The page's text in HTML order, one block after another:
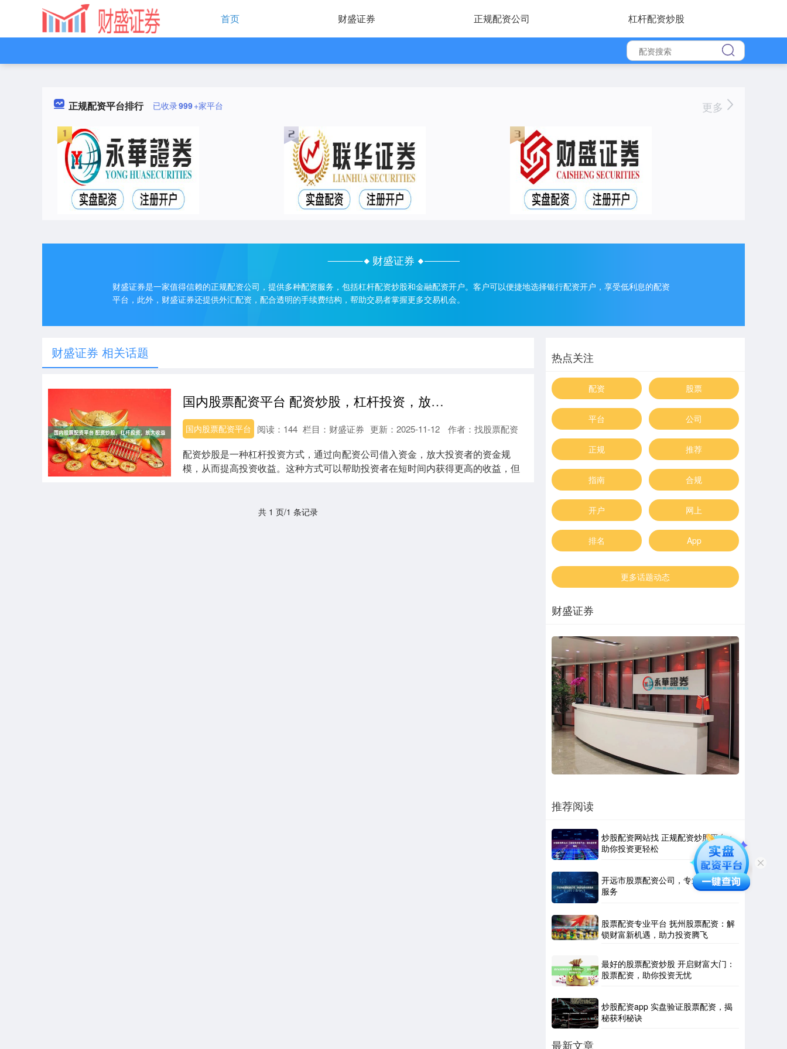
首页 财盛证券 正规配资公司 杠杆配资炒股
正规配资平台排行 已收录999+家平台 更多
财盛证券
财盛证券是一家值得信赖的正规配资公司，提供多种配资服务，包括杠杆配资炒股和金融配资开户。客户可以便捷地选择银行配资开户，享受低利息的配资
平台，此外，财盛证券还提供外汇配资，配合透明的手续费结构，帮助交易者掌握更多交易机会。
财盛证券 相关话题
国内股票配资平台 配资炒股，杠杆投资，放大收益
国内股票配资平台 更新：2025-11-12 作者：找股票配资
阅读： 144 栏目： 财盛证券
配资炒股是一种杠杆投资方式，通过向配资公司借入资金，放大投资者的资金规
模，从而提高投资收益。这种方式可以帮助投资者在短时间内获得更高的收益，但
共 1 页/1 条记录
热点关注
配资 股票
平台 公司
正规 推荐
指南 合规
开户 网上
排名 App
更多话题动态
财盛证券
推荐阅读
炒股配资网站找 正规配资炒股平台：
助你投资更轻松
开远市股票配资公司，专业杠杆投资
服务
股票配资专业平台 抚州股票配资：解
锁财富新机遇，助力投资腾飞
最好的股票配资炒股 开启财富大门：
股票配资，助你投资无忧
炒股配资app 实盘验证股票配资，揭
秘获利秘诀
最新文章